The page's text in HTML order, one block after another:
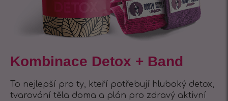
Kombinace Detox + Band
To nejlepší pro ty, kteří potřebují hluboký detox,
tvarování těla doma a plán pro zdravý aktivní